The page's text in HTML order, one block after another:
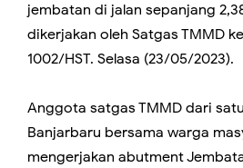
jembatan di jalan sepanjang
dikerjakan oleh Satgas TMMD
1002/HST. Selasa (23/05/2023).
Anggota satgas TMMD dari
Banjarbaru bersama warga
mengerjakan abutment